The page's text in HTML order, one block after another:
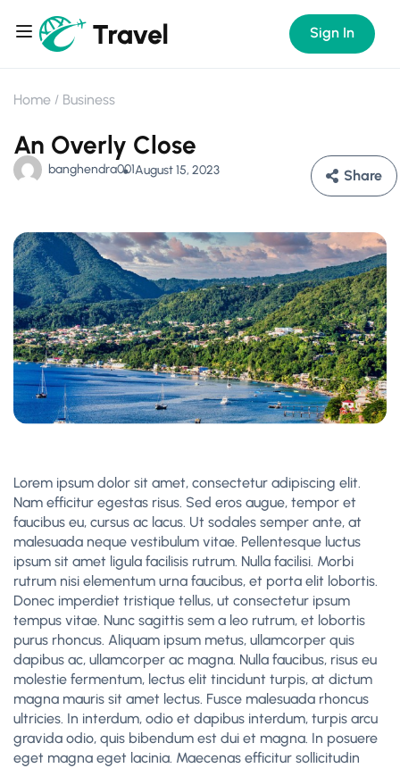
Sign In
Home Business
An Overly Close
banghendra001August 15, 2023 Share
Lorem ipsum dolor sit amet, consectetur adipiscing elit.
Nam efficitur egestas risus. Sed eros augue, tempor et
faucibus eu, cursus ac lacus. Ut sodales semper ante, at
malesuada neque vestibulum vitae. Pellentesque luctus
ipsum sit amet ligula facilisis rutrum. Nulla facilisi. Morbi
rutrum nisi elementum urna faucibus, et porta elit lobortis.
Donec imperdiet tristique tellus, ut consectetur ipsum
tempus vitae. Nunc sagittis sem a leo rutrum, et lobortis
purus rhoncus. Aliquam ipsum metus, ullamcorper quis
dapibus ac, ullamcorper ac magna. Nulla faucibus, risus eu
molestie fermentum, lectus elit tincidunt turpis, at dictum
magna mauris sit amet lectus. Fusce malesuada rhoncus
ultricies. In interdum, odio et dapibus interdum, turpis arcu
gravida odio, quis bibendum est dui et magna. In posuere
eget magna eget lacinia. Maecenas efficitur sollicitudin